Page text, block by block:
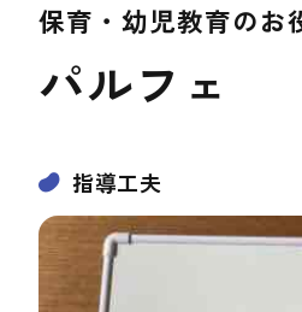
保育・幼児教育のお
パルフェ
指導工夫